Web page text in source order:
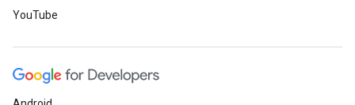
YouTube